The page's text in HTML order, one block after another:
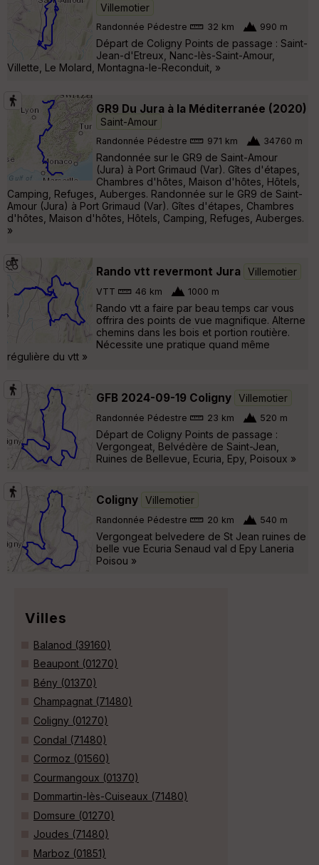
Villemotier
Randonnée Pédestre 32 km 990 m
Départ de Coligny Points de passage : Saint-
Jean-d'Etreux, Nanc-lès-Saint-Amour,
Villette, Le Molard, Montagna-le-Reconduit, »
GR9 Du Jura à la Méditerranée (2020)
Saint-Amour
Randonnée Pédestre 971 km 34760 m
Randonnée sur le GR9 de Saint-Amour
(Jura) à Port Grimaud (Var). Gîtes d'étapes,
Chambres d'hôtes, Maison d'hôtes, Hôtels,
Camping, Refuges, Auberges. Randonnée sur le GR9 de Saint-
Amour (Jura) à Port Grimaud (Var). Gîtes d'étapes, Chambres
d'hôtes, Maison d'hôtes, Hôtels, Camping, Refuges, Auberges.
»
Rando vtt revermont Jura Villemotier
VTT 46 km 1000 m
Rando vtt a faire par beau temps car vous
offrira des points de vue magnifique. Alterne
chemins dans les bois et portion routière.
Nécessite une pratique quand même
régulière du vtt »
GFB 2024-09-19 Coligny Villemotier
Randonnée Pédestre 23 km 520 m
Départ de Coligny Points de passage :
Vergongeat, Belvédère de Saint-Jean,
Ruines de Bellevue, Ecuria, Epy, Poisoux »
Coligny Villemotier
Randonnée Pédestre 20 km 540 m
Vergongeat belvedere de St Jean ruines de
belle vue Ecuria Senaud val d Epy Laneria
Poisou »
Villes
Balanod (39160)
Beaupont (01270)
Bény (01370)
Champagnat (71480)
Coligny (01270)
Condal (71480)
Cormoz (01560)
Courmangoux (01370)
Dommartin-lès-Cuiseaux (71480)
Domsure (01270)
Joudes (71480)
Marboz (01851)